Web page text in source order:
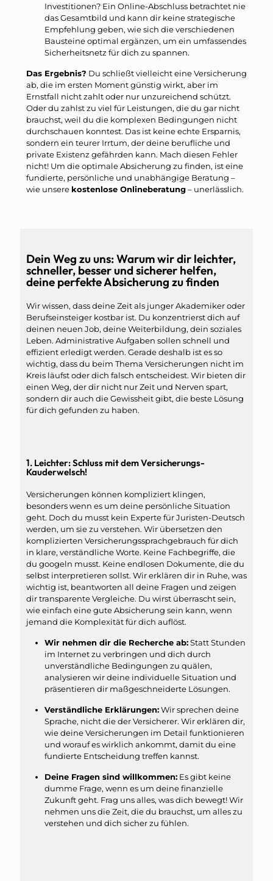
Investitionen? Ein Online-Abschluss betrachtet nie
das Gesamtbild und kann dir keine strategische
Empfehlung geben, wie sich die verschiedenen
Bausteine optimal ergänzen, um ein umfassendes
Sicherheitsnetz für dich zu spannen.
Das Ergebnis? Du schließt vielleicht eine Versicherung
ab, die im ersten Moment günstig wirkt, aber im
Ernstfall nicht zahlt oder nur unzureichend schützt.
Oder du zahlst zu viel für Leistungen, die du gar nicht
brauchst, weil du die komplexen Bedingungen nicht
durchschauen konntest. Das ist keine echte Ersparnis,
sondern ein teurer Irrtum, der deine berufliche und
private Existenz gefährden kann. Mach diesen Fehler
nicht! Um die optimale Absicherung zu finden, ist eine
fundierte, persönliche und unabhängige Beratung –
wie unsere kostenlose Onlineberatung– unerlässlich.
Dein Weg zu uns: Warum wir dir leichter,
schneller, besser und sicherer helfen,
deine perfekte Absicherung zu finden
Wir wissen, dass deine Zeit als junger Akademiker oder
Berufseinsteiger kostbar ist. Du konzentrierst dich auf
deinen neuen Job, deine Weiterbildung, dein soziales
Leben. Administrative Aufgaben sollen schnell und
effizient erledigt werden. Gerade deshalb ist es so
wichtig, dass du beim Thema Versicherungen nicht im
Kreis läufst oder dich falsch entscheidest. Wir bieten dir
einen Weg, der dir nicht nur Zeit und Nerven spart,
sondern dir auch die Gewissheit gibt, die beste Lösung
für dich gefunden zu haben.
1. Leichter: Schluss mit dem Versicherungs-
Kauderwelsch!
Versicherungen können kompliziert klingen,
besonders wenn es um deine persönliche Situation
geht. Doch du musst kein Experte für Juristen-Deutsch
werden, um sie zu verstehen. Wir übersetzen den
komplizierten Versicherungssprachgebrauch für dich
in klare, verständliche Worte. Keine Fachbegriffe, die
du googeln musst. Keine endlosen Dokumente, die du
selbst interpretieren sollst. Wir erklären dir in Ruhe, was
wichtig ist, beantworten all deine Fragen und zeigen
dir transparente Vergleiche. Du wirst überrascht sein,
wie einfach eine gute Absicherung sein kann, wenn
jemand die Komplexität für dich auflöst.
Wir nehmen dir die Recherche ab:Statt Stunden
im Internet zu verbringen und dich durch
unverständliche Bedingungen zu quälen,
analysieren wir deine individuelle Situation und
präsentieren dir maßgeschneiderte Lösungen.
Verständliche Erklärungen:Wir sprechen deine
Sprache, nicht die der Versicherer. Wir erklären dir,
wie deine Versicherungen im Detail funktionieren
und worauf es wirklich ankommt, damit du eine
fundierte Entscheidung treffen kannst.
Deine Fragen sind willkommen: Es gibt keine
dumme Frage, wenn es um deine finanzielle
Zukunft geht. Frag uns alles, was dich bewegt! Wir
nehmen uns die Zeit, die du brauchst, um alles zu
verstehen und dich sicher zu fühlen.